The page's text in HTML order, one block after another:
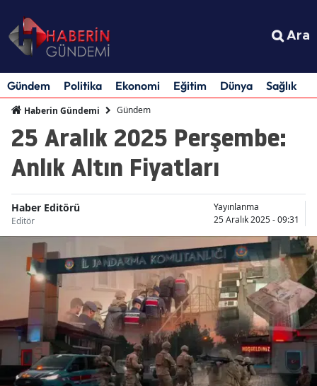
Ara
Gündem Politika Ekonomi Eğitim Dünya Sağlık
Haberin Gündemi Gündem
25 Aralık 2025 Perşembe:
Anlık Altın Fiyatları
Haber Editörü
Editör
Yayınlanma
25 Aralık 2025 - 09:31